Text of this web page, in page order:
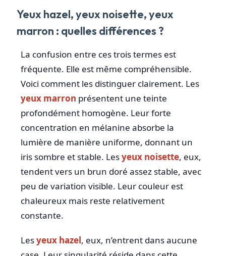
Yeux hazel, yeux noisette, yeux
marron : quelles différences ?
La confusion entre ces trois termes est
fréquente. Elle est même compréhensible.
Voici comment les distinguer clairement. Les
yeux marron présentent une teinte
profondément homogène. Leur forte
concentration en mélanine absorbe la
lumière de manière uniforme, donnant un
iris sombre et stable. Lesyeux noisette, eux,
tendent vers un brun doré assez stable, avec
peu de variation visible. Leur couleur est
chaleureux mais reste relativement
constante.
Lesyeux hazel, eux, n’entrent dans aucune